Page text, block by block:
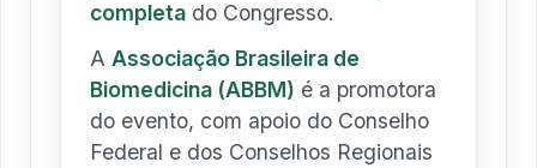
completa do Congresso.
A Associação Brasileira de
Biomedicina (ABBM) é a promotora
do evento, com apoio do Conselho
Federal e dos Conselhos Regionais